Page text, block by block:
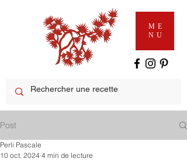
ME
NU
Post
Perli Pascale
10 oct. 2024 4 min de lecture